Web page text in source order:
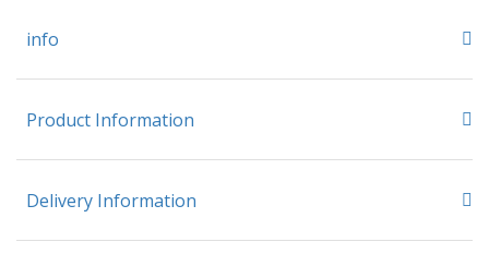
info
Product Information
Delivery Information